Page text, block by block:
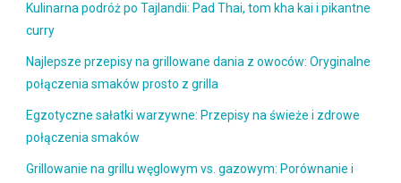
Kulinarna podróż po Tajlandii: Pad Thai, tom kha kai i pikantne
curry
Najlepsze przepisy na grillowane dania z owoców: Oryginalne
połączenia smaków prosto z grilla
Egzotyczne sałatki warzywne: Przepisy na świeże i zdrowe
połączenia smaków
Grillowanie na grillu węglowym vs. gazowym: Porównanie i